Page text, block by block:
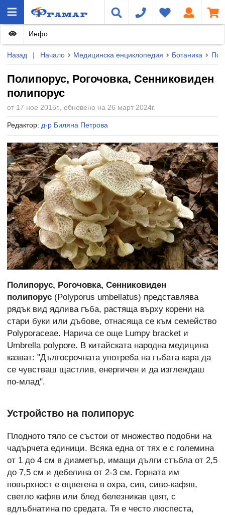
Назад | Начало Медицинска енциклопедия Ботаника
Полипорус, Рогочовка, Сенниковиден
полипорус
от 17 ное 2015г., обновено на 26 март 2024г.
Редактор: д-р Биляна Петрова
Инфо
Полипорус, Рогочовка, Сенниковиден
полипорус (Polyporus umbellatus) представлява
рядък вид ядлива гъба, растяща върху корени на
стари буки или дъбове, отнасяща се към семейство
Polyporaceae. Нарича се още Lumpy bracket и
Umbrella polypore. В китайската народна медицина
казват: "Дългосрочната употреба на гъбата кара да
се чувстваш щастлив, енергичен и да изглеждаш
по-млад".
Устройство на полипорус
Плодното тяло се състои от множество подобни на
чадърчета единици. Всяка една от тях е с големина
от 1 до 4 см в диаметър, имащи дълги стъбла от 2,5
до 7,5 см и дебелина от 2-3 см. Горната им
повърхност е оцветена в охра, сив, сиво-кафяв,
светло кафяв или блед белезникав цвят, с
вдлъбнатина по средата. Тя е често люспеста,